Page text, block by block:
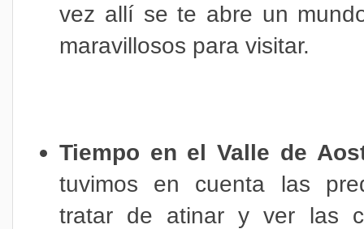
vez allí se te abre un
maravillosos para visitar.
Tiempo en el Valle de
tuvimos en cuenta las
tratar de atinar y ver las